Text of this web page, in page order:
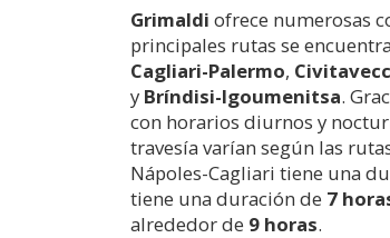
Grimaldi ofrece numerosas
principales rutas se
Cagliari-Palermo,
y Bríndisi-Igoumenitsa.
con horarios diurnos y
travesía varían según las
Nápoles-Cagliari tiene una
tiene una duración de 7
alrededor de 9 horas.